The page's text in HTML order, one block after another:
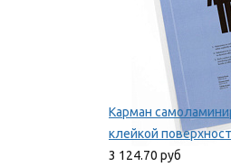
Карман
клейкой
3 124.70 руб